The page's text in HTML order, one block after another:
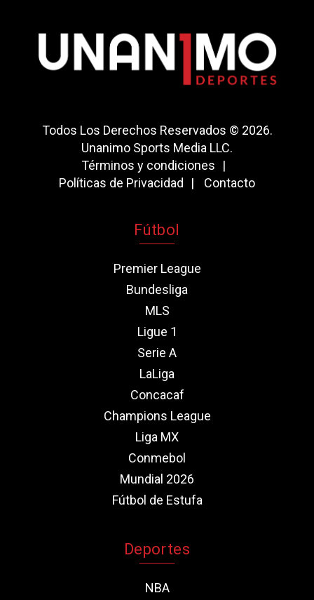
Todos Los Derechos Reservados © 2026.
Unanimo Sports Media LLC.
Términos y condiciones
Políticas de Privacidad
Contacto
Fútbol
Premier League
Bundesliga
MLS
Ligue 1
Serie A
LaLiga
Concacaf
Champions League
Liga MX
Conmebol
Mundial 2026
Fútbol de Estufa
Deportes
NBA